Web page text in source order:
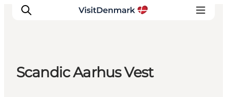
Scandic Aarhus Vest